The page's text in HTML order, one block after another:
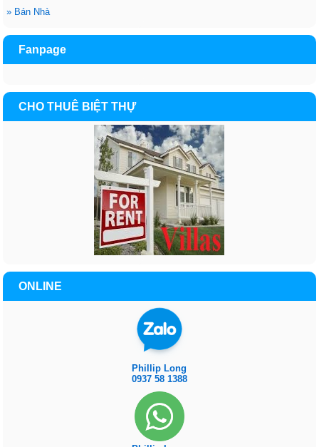
» Bán Nhà
Fanpage
CHO THUÊ BIỆT THỰ
ONLINE
Phillip Long
0937 58 1388